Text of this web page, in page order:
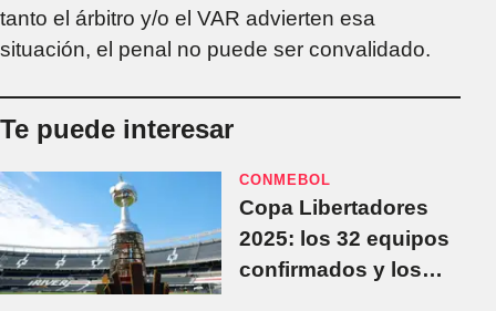
tanto el árbitro y/o el VAR advierten esa
situación, el penal no puede ser convalidado.
Te puede interesar
CONMEBOL
Copa Libertadores
2025: los 32 equipos
confirmados y los